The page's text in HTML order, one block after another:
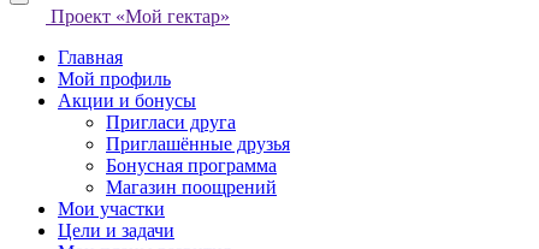
Проект «Мой гектар»
Главная
Мой профиль
Акции и бонусы
Пригласи друга
Приглашённые друзья
Бонусная программа
Магазин поощрений
Мои участки
Цели и задачи